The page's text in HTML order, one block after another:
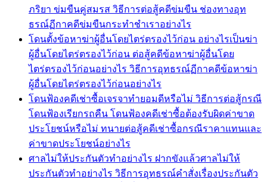
ภริยา ข่มขืนคู่สมรส วิธีการต่อสู้คดีข่มขืน ช่องทางอุท
ธรณ์ฏีกาคดีข่มขืนกระทำชำเราอย่างไร
โดนตั้งข้อหาฆ่าผู้อื่นโดยไตร่ตรองไว้ก่อน อย่างไรเป็นฆ่า
ผู้อื่นโดยไตร่ตรองไว้ก่อน ต่อสู้คดีข้อหาฆ่าผู้อื่นโดย
ไตร่ตรองไว้ก่อนอย่างไร วิธีการอุทธรณ์ฏีกาคดีข้อหาฆ่า
ผู้อื่นโดยไตร่ตรองไว้ก่อนอย่างไร
โดนฟ้องคดีเช่าซื้อเจรจาทำยอมดีหรือไม่ วิธีการต่อสู้กรณี
โดนฟ้องเรียกรถคืน โดนฟ้องคดีเช่าซื้อต้องรับผิดค่าขาด
ประโยชน์หรือไม่ ทนายต่อสู้คดีเช่าซื้อกรณีราคาแทนและ
ค่าขาดประโยชน์อย่างไร
ศาลไม่ให้ประกันตัวทำอย่างไร ฝากขังแล้วศาลไม่ให้
ประกันตัวทำอย่างไร วิธีการอุทธรณ์คำสั่งเรื่องประกันตัว